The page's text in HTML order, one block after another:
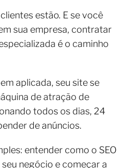
estão. E se você
sua empresa, contratar
é o caminho
aplicada, seu site se
de atração de
todos os dias, 24
de anúncios.
entender como o SEO
negócio e começar a